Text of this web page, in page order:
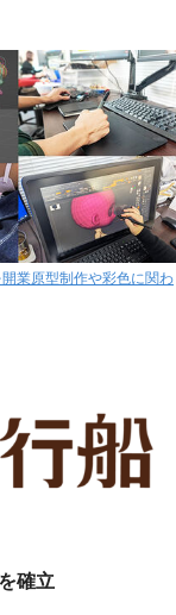
業原型制作や彩色に関わ
確立